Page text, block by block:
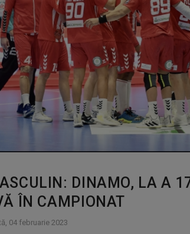
DINAMO, LA A
ÎN CAMPIONAT
04 februarie 2023